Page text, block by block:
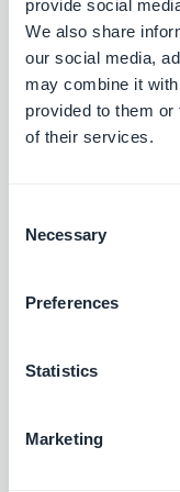
provide social
We also share
our social media,
may combine it
provided to them
of their services.
Selection
Necessary
Preferences
Statistics
Marketing